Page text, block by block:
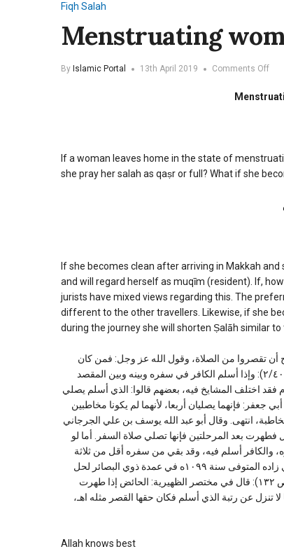
Fiqh Salah
Menstruating
By Islamic Portal 13th April 2019 Comments Offon
If a woman leaves home in the state of
she pray her salah as qaṣr or full? What if she
If she becomes clean after arriving in Makkah
and will regard herself as muqīm (resident). If,
jurists have mixed views regarding this. The
different to the other travellers. Likewise, if she
during the journey she will shorten Ṣalāh similar to
تقصروا من الصلاة، وقول الله عز وجل: فمن كان
منكم مریضا أو علی سفر فعدة من أیام أخر. وقال ابن مازة في المحیط البرهاني (٢/٤۰): وإذا أسلم الكافر في سفره وبینه وبین المقصد
فقد اختلف المشایخ فیه، بعضهم قالوا: الذي أسلم یصلي
فإنهما یصلیان أربعا، لأنهما لم یكونا مخاطبین
انتهی. وقال أبو عبد الله يوسف بن علي الجرجاني
إلى سفر ثلاث مراحل فطهرت بعد المرحلتين فإنها تصلي صلاة السفر. أما لو
والكافر أسلم فيه، وقد بقي من سفره أقل من ثلاثة
أيام. وقال بعض المتأخرين: الكافر إذا أسلم صار مسافرا، انتهى. ونقله العلامة بيري زاده المتوفى سنة ١٠٩٩ه في عمدة ذوي البصائر لحل
مبهمات الأشباه والنظائر (١/٤٣٠) ولم يتعقبه. وقال الشرنبلالي في حاشية الدرر (ص ١٣٢): قال في مختصر الظهيرية: الحائض إذا طهرت
تنزل عن رتبة الذي أسلم فكان حقها القصر مثله اهـ،
Allah knows best